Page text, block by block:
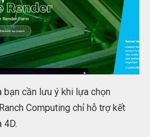
bạn cần lưu ý khi lựa chọn
Computing chỉ hỗ trợ kết
4D.